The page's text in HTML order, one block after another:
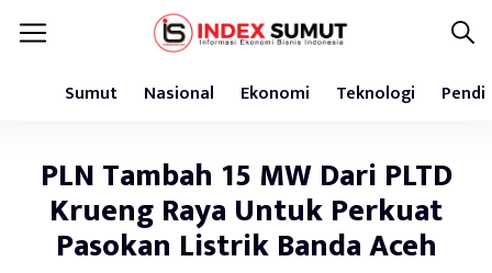
Sumut Nasional Ekonomi Teknologi
PLN Tambah 15 MW Dari PLTD
Krueng Raya Untuk Perkuat
Pasokan Listrik Banda Aceh